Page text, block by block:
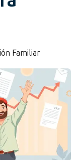
Familiar